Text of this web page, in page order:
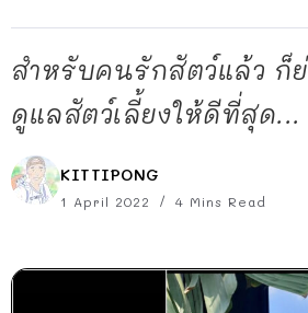
สำหรับคนรักสัตว์แล้ว ก็
ดูแลสัตว์เลี้ยงให้ดีที่สุด...
KITTIPONG
1 April 2022 4 Mins Read